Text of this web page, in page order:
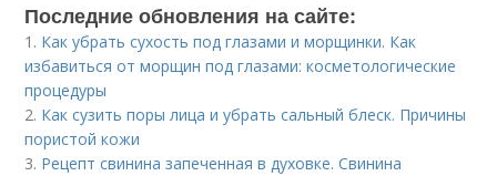
Последние обновления на сайте:
1. Как убрать сухость под глазами и морщинки. Как
избавиться от морщин под глазами: косметологические
процедуры
2. Как сузить поры лица и убрать сальный блеск. Причины
пористой кожи
3. Рецепт свинина запеченная в духовке. Свинина